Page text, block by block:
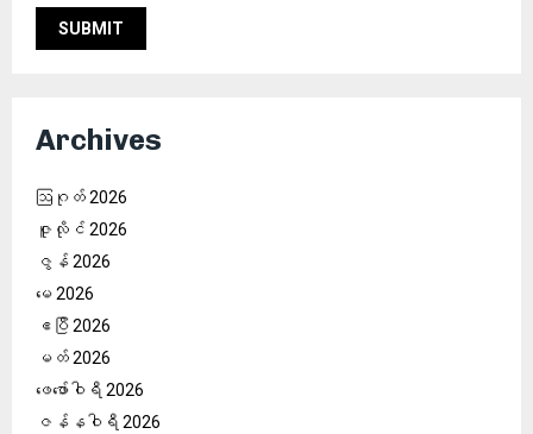
Archives
ဩဂုတ် 2026
ဇူလိုင် 2026
ဇွန် 2026
မေ 2026
ဧပြီ 2026
မတ် 2026
ဖေ‌ဖော်ဝါရီ 2026
ဇန်နဝါရီ 2026